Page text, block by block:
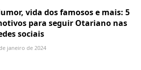
vida dos famosos e mais: 5
para seguir Otariano nas
sociais
janeiro de 2024